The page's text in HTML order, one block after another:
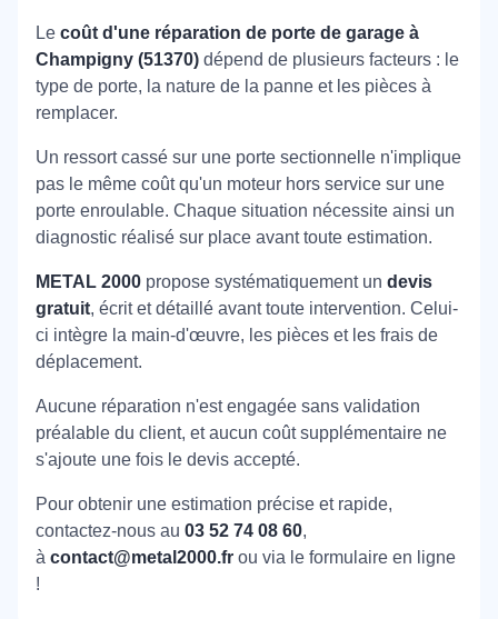
Le coût d'une réparation de porte de garage à
Champigny (51370) dépend de plusieurs facteurs : le
type de porte, la nature de la panne et les pièces à
remplacer.
Un ressort cassé sur une porte sectionnelle n'implique
pas le même coût qu'un moteur hors service sur une
porte enroulable. Chaque situation nécessite ainsi un
diagnostic réalisé sur place avant toute estimation.
METAL 2000 propose systématiquement un devis
gratuit, écrit et détaillé avant toute intervention. Celui-
ci intègre la main-d'œuvre, les pièces et les frais de
déplacement.
Aucune réparation n'est engagée sans validation
préalable du client, et aucun coût supplémentaire ne
s'ajoute une fois le devis accepté.
Pour obtenir une estimation précise et rapide,
contactez-nous au 03 52 74 08 60,
à contact@metal2000.fr ou via le formulaire en ligne
!